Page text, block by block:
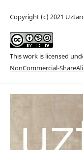
Copyright (c) 2021
This work is licensed
NonCommercial-